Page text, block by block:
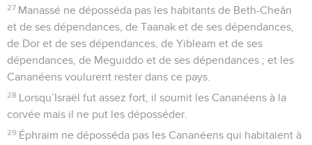
27 Manassé ne déposséda pas les habitants de Beth-Cheân
et de ses dépendances, de Taanak et de ses dépendances,
de Dor et de ses dépendances, de Yibleam et de ses
dépendances, de Meguiddo et de ses dépendances ; et les
Cananéens voulurent rester dans ce pays.
28 Lorsqu’Israël fut assez fort, il soumit les Cananéens à la
corvée mais il ne put les déposséder.
29 Éphraïm ne déposséda pas les Cananéens qui habitaient à